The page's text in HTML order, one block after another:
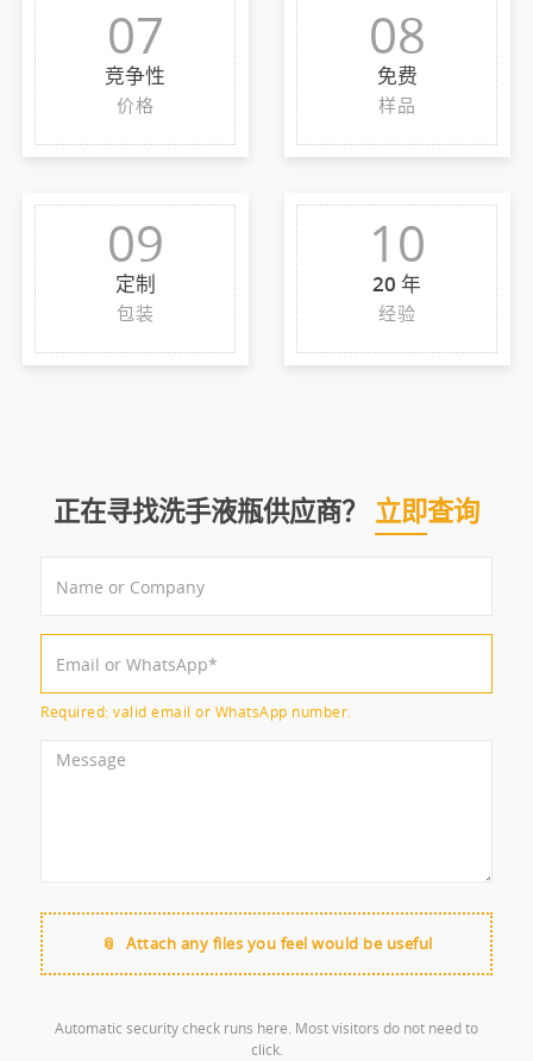
07
竞争性
价格
08
免费
样品
09
定制
包装
10
20 年
经验
正在寻找洗手液瓶供应商？ 立即查询
Required: valid email or WhatsApp number.
Attach any files you feel would be useful
Automatic security check runs here. Most visitors do not need to
click.